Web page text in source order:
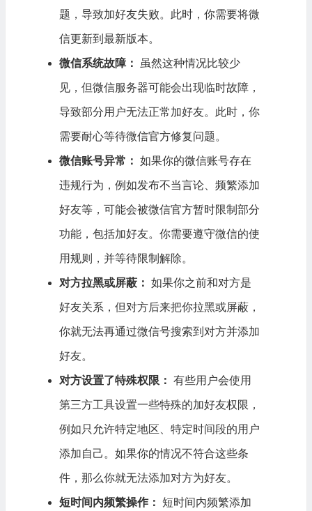
题，导致加好友失败。此时，你需要将微
信更新到最新版本。
微信系统故障： 虽然这种情况比较少
见，但微信服务器可能会出现临时故障，
导致部分用户无法正常加好友。此时，你
需要耐心等待微信官方修复问题。
微信账号异常： 如果你的微信账号存在
违规行为，例如发布不当言论、频繁添加
好友等，可能会被微信官方暂时限制部分
功能，包括加好友。你需要遵守微信的使
用规则，并等待限制解除。
对方拉黑或屏蔽： 如果你之前和对方是
好友关系，但对方后来把你拉黑或屏蔽，
你就无法再通过微信号搜索到对方并添加
好友。
对方设置了特殊权限： 有些用户会使用
第三方工具设置一些特殊的加好友权限，
例如只允许特定地区、特定时间段的用户
添加自己。如果你的情况不符合这些条
件，那么你就无法添加对方为好友。
短时间内频繁操作： 短时间内频繁添加